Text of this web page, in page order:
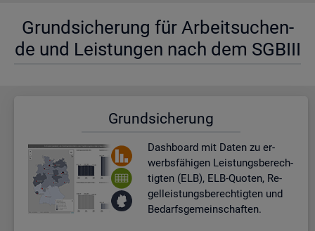
Grund­si­che­rung für Ar­beit­su­chen­
de und Leis­tun­gen nach dem SGBIII
Grund­si­che­rung
Dash­board mit Daten zu er­
werbs­fä­hi­gen Leis­tungs­be­rech­
tig­ten (ELB), ELB-Quo­ten, Re­
gel­leis­tungs­be­rech­tig­ten und
Be­darfs­ge­mein­schaf­ten.